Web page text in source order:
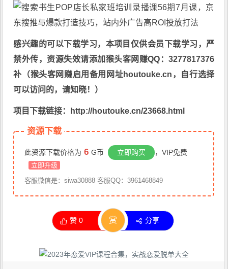
感兴趣的可以下载学习，本项目仅供会员下载学习，严
禁外传，资源失效请添加猴头客网赚QQ：3277817376
补（猴头客网赚启用备用网址houtouke.cn，自行选择
可以访问的，请知晓！）
项目下载链接：http://houtouke.cn/23668.html
资源下载
此资源下载价格为 6 G币 立即购买 ，VIP免费
立即升级
客服微信是：siwa30888 客服QQ：3961468849
赞0 赏 分享